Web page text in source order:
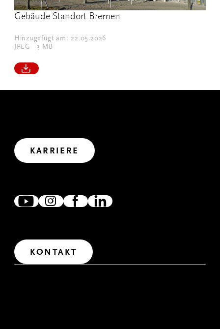
Gebäude Standort Bremen
Hinzugefügt am: 22.05.2026
JPEG
3 MB
KARRIERE
KONTAKT